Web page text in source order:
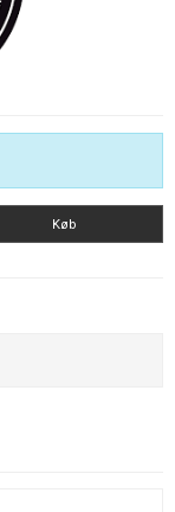
Køb